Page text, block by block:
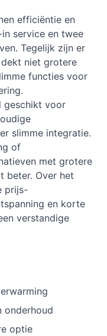
efficiëntie en
service en twee
Tegelijk zijn er
niet grotere
functies voor
geschikt voor
slimme integratie.
of
met grotere
beter. Over het
prijs-
en korte
verstandige
onderhoud
optie